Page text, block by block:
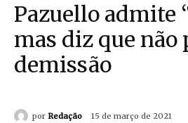
Pazuello admite
mas diz que não
demissão
por Redação 15 de março de 2021